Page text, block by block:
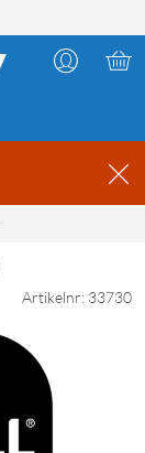
Artikelnr: 33730